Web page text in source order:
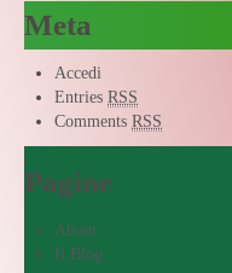
Meta
Accedi
Entries RSS
Comments RSS
Pagine
About
Il Blog